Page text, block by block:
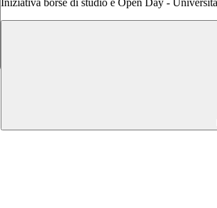
Iniziativa borse di studio e Open Day -